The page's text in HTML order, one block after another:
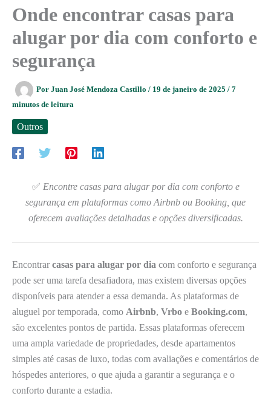
Onde encontrar casas para
alugar por dia com conforto e
segurança
Por Juan José Mendoza Castillo / 19 de janeiro de 2025 / 7
minutos de leitura
Outros
✅ Encontre casas para alugar por dia com conforto e
segurança em plataformas como Airbnb ou Booking, que
oferecem avaliações detalhadas e opções diversificadas.
Encontrar casas para alugar por dia com conforto e segurança
pode ser uma tarefa desafiadora, mas existem diversas opções
disponíveis para atender a essa demanda. As plataformas de
aluguel por temporada, como Airbnb, Vrbo e Booking.com,
são excelentes pontos de partida. Essas plataformas oferecem
uma ampla variedade de propriedades, desde apartamentos
simples até casas de luxo, todas com avaliações e comentários de
hóspedes anteriores, o que ajuda a garantir a segurança e o
conforto durante a estadia.